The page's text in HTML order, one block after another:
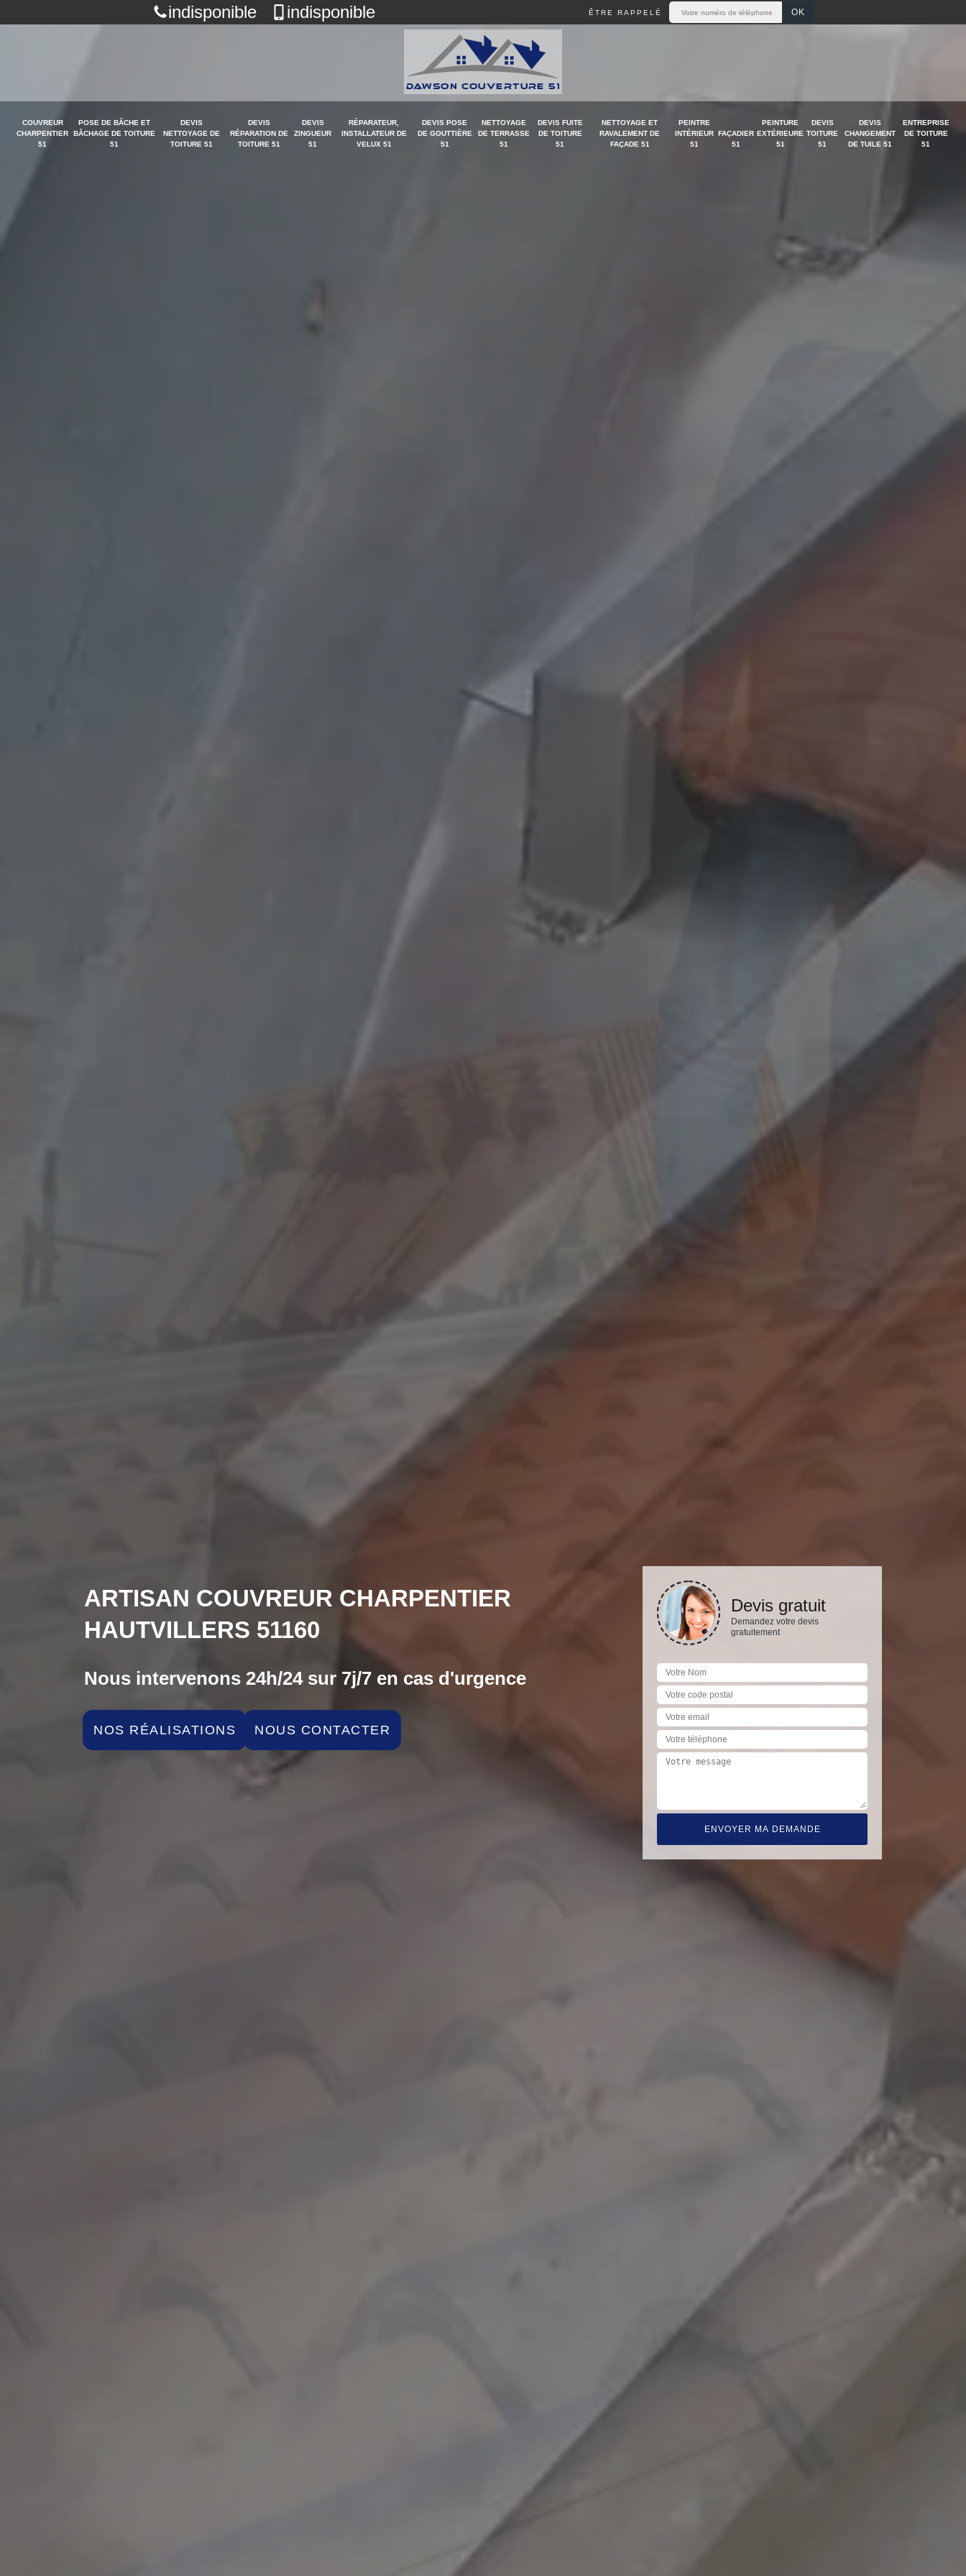
indisponible indisponible ÊTRE RAPPELÉ
COUVREUR
CHARPENTIER
51
POSE DE BÂCHE ET
BÂCHAGE DE TOITURE
51
DEVIS
NETTOYAGE DE
TOITURE 51
DEVIS
RÉPARATION DE
TOITURE 51
DEVIS
ZINGUEUR
51
RÉPARATEUR,
INSTALLATEUR DE
VELUX 51
DEVIS POSE
DE GOUTTIÈRE
51
NETTOYAGE
DE TERRASSE
51
DEVIS FUITE
DE TOITURE
51
NETTOYAGE ET
RAVALEMENT DE
FAÇADE 51
PEINTRE
INTÉRIEUR
51
FAÇADIER
51
PEINTURE
EXTÉRIEURE
51
DEVIS
TOITURE
51
DEVIS
CHANGEMENT
DE TUILE 51
ENTREPRISE
DE TOITURE
51
ARTISAN COUVREUR CHARPENTIER
HAUTVILLERS 51160
Nous intervenons 24h/24 sur 7j/7 en cas d'urgence
NOS RÉALISATIONS NOUS CONTACTER
Devis gratuit
Demandez votre devis
gratuitement